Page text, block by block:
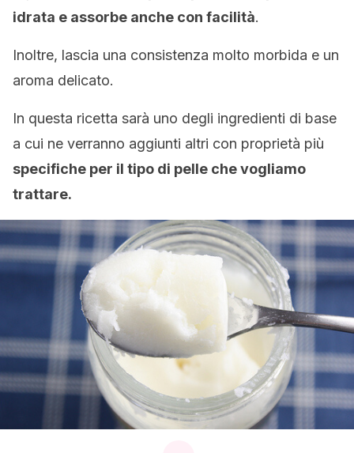
idrata e assorbe anche con facilità.
Inoltre, lascia una consistenza molto morbida e un
aroma delicato.
In questa ricetta sarà uno degli ingredienti di base
a cui ne verranno aggiunti altri con proprietà più
specifiche per il tipo di pelle che vogliamo
trattare.